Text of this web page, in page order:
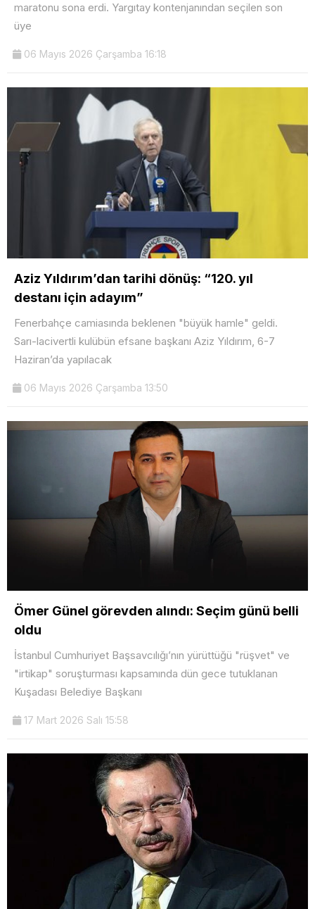
maratonu sona erdi. Yargıtay kontenjanından seçilen son
üye
06 Mayıs 2026 Çarşamba 16:18
Aziz Yıldırım’dan tarihi dönüş: “120. yıl
destanı için adayım”
Fenerbahçe camiasında beklenen "büyük hamle" geldi.
Sarı-lacivertli kulübün efsane başkanı Aziz Yıldırım, 6-7
Haziran’da yapılacak
06 Mayıs 2026 Çarşamba 13:50
Ömer Günel görevden alındı: Seçim günü belli
oldu
İstanbul Cumhuriyet Başsavcılığı’nın yürüttüğü "rüşvet" ve
"irtikap" soruşturması kapsamında dün gece tutuklanan
Kuşadası Belediye Başkanı
17 Mart 2026 Salı 15:58